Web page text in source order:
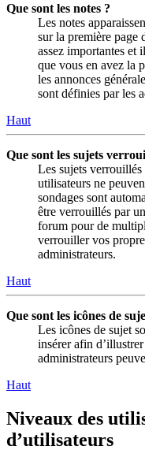
Que sont les notes ?
Les notes
sur la première page
assez importantes et
que vous en avez la
les annonces
sont définies par les
Haut
Que sont les sujets
Les sujets verrouillés
utilisateurs ne
sondages sont
être verrouillés par
forum pour de
verrouiller vos
administrateurs.
Haut
Que sont les icônes de
Les icônes de sujet
insérer afin
administrateurs
Haut
Niveaux des
d’utilisateurs